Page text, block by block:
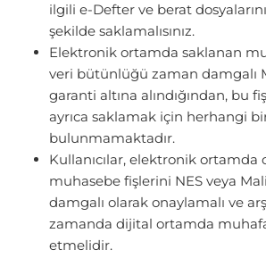
ilgili e-Defter ve berat
şekilde saklamalısınız.
Elektronik ortamda saklanan
veri bütünlüğü zaman damgalı
garanti altına alındığından, bu
ayrıca saklamak için herhangi
bulunmamaktadır.
Kullanıcılar, elektronik ortamda
muhasebe fişlerini NES veya
damgalı olarak onaylamalı ve
zamanda dijital ortamda
etmelidir.